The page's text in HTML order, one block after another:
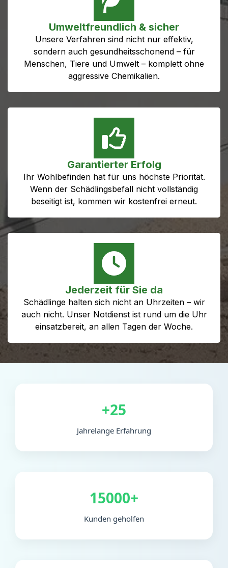
Umweltfreundlich & sicher
Unsere Verfahren sind nicht nur effektiv,
sondern auch gesundheitsschonend – für
Menschen, Tiere und Umwelt – komplett ohne
aggressive Chemikalien.
Garantierter Erfolg
Ihr Wohlbefinden hat für uns höchste Priorität.
Wenn der Schädlingsbefall nicht vollständig
beseitigt ist, kommen wir kostenfrei erneut.
Jederzeit für Sie da
Schädlinge halten sich nicht an Uhrzeiten – wir
auch nicht. Unser Notdienst ist rund um die Uhr
einsatzbereit, an allen Tagen der Woche.
+25
Jahrelange Erfahrung
15000+
Kunden geholfen